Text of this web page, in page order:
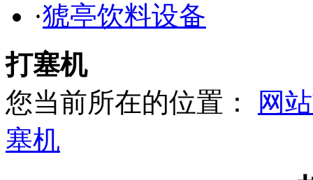
·猇亭饮料设备
打塞机
您当前所在的位置：
网
塞机